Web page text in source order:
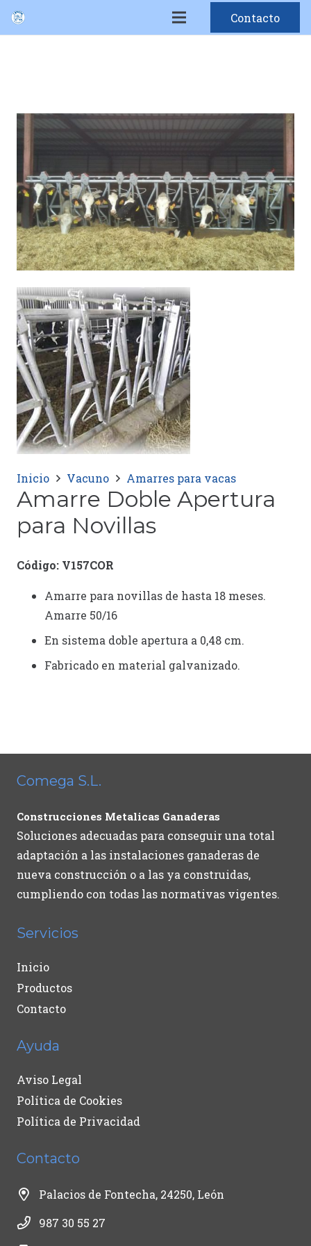
Contacto
Inicio Vacuno Amarres para vacas
Amarre Doble Apertura
para Novillas
Código: V157COR
Amarre para novillas de hasta 18 meses.
Amarre 50/16
En sistema doble apertura a 0,48 cm.
Fabricado en material galvanizado.
Comega S.L.
Construcciones Metalicas Ganaderas
Soluciones adecuadas para conseguir una total
adaptación a las instalaciones ganaderas de
nueva construcción o a las ya construidas,
cumpliendo con todas las normativas vigentes.
Servicios
Inicio
Productos
Contacto
Ayuda
Aviso Legal
Política de Cookies
Política de Privacidad
Contacto
Palacios de Fontecha, 24250, León
987 30 55 27